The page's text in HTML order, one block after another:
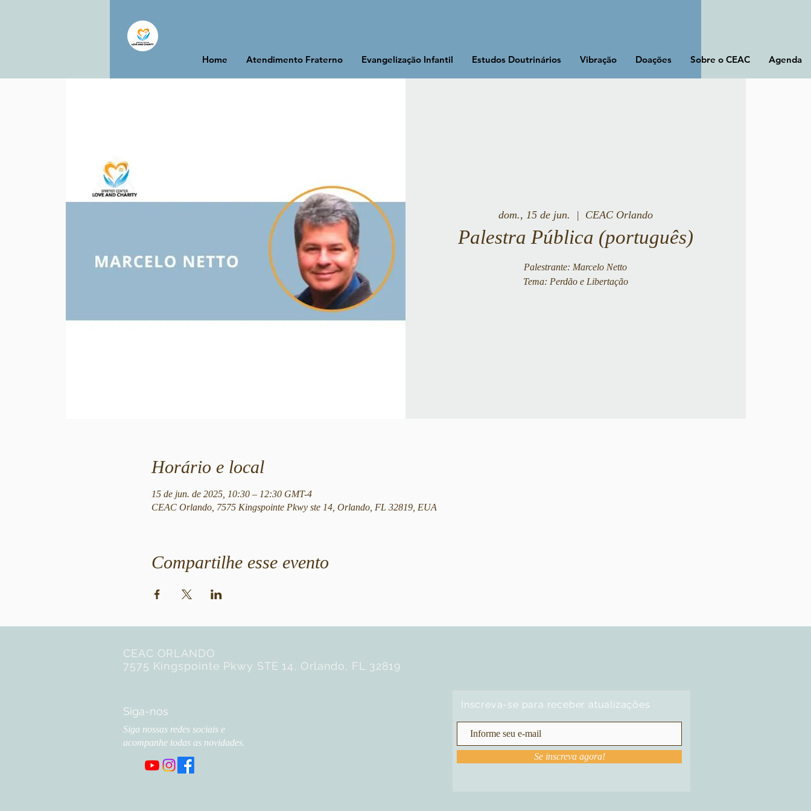
Home Atendimento Fraterno Evangelização Infantil Estudos Doutrinários Vibração Doações Sobre o CEAC Agenda
dom., 15 de jun.
  |
CEAC Orlando
Palestra Pública (português)
Palestrante: Marcelo Netto
Tema: Perdão e Libertação
Horário e local
15 de jun. de 2025, 10:30 – 12:30 GMT-4
CEAC Orlando, 7575 Kingspointe Pkwy ste 14, Orlando, FL 32819, EUA
Compartilhe esse evento
CEAC ORLANDO
7575 Kingspointe Pkwy STE 14, Orlando, FL 32819
Siga-nos
Siga nossas redes sociais e
acompanhe todas as novidades.
Inscreva-se para receber atualizações
Se inscreva agora!